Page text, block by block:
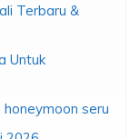
Terbaru &
Untuk
honeymoon seru